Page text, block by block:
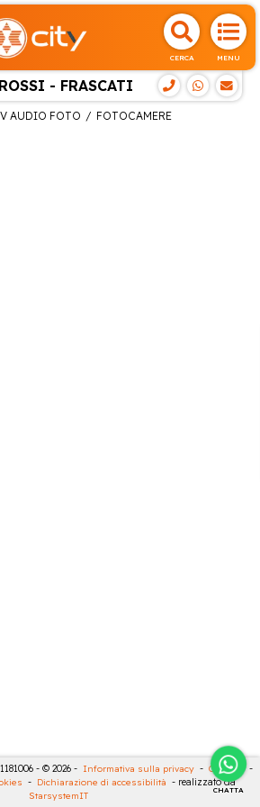
CERCA MENU
- FRASCATI
CHATTA
AUDIO FOTO FOTOCAMERE
- © 2026 - Informativa sulla privacy - Cookies
-
- Dichiarazione di accessibilità - realizzato da
StarsystemIT